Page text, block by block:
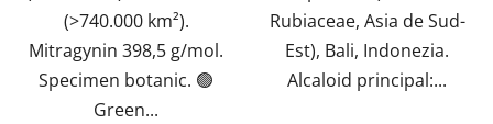
(>740.000 km²).
Mitragynin 398,5 g/mol.
Specimen botanic. 🟢
Green...
Rubiaceae, Asia de Sud-
Est), Bali, Indonezia.
Alcaloid principal:...